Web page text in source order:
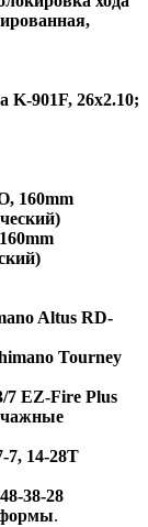
K-901F, 26x2.10;
160mm
Altus RD-
Tourney
7 EZ-Fire Plus
7, 14-28T
38-28
.